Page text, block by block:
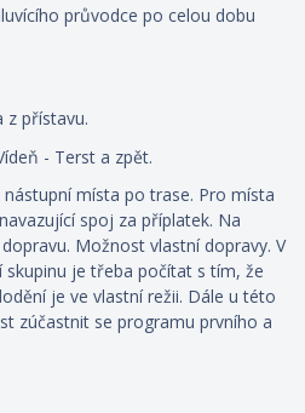
průvodce po celou dobu
z přístavu.
- Terst a zpět.
místa po trase. Pro místa
spoj za příplatek. Na
Možnost vlastní dopravy. V
je třeba počítat s tím, že
je ve vlastní režii. Dále u této
zúčastnit se programu prvního a